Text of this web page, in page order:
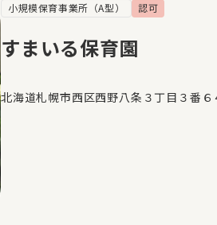
マイページ
閲覧履歴
お気に入り
小規模保育事業所（A型） 認可
すまいる保育園
北海道札幌市西区西野八条３丁目３番